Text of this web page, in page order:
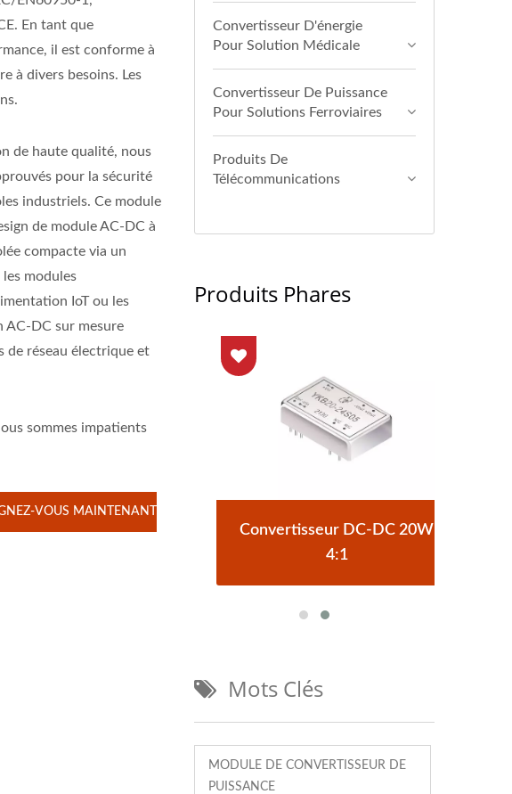
En tant que
il est conforme à
à divers besoins. Les
de haute qualité, nous
pour la sécurité
industriels. Ce module
de module AC-DC à
compacte via un
modules
IoT ou les
AC-DC sur mesure
de réseau électrique et
sommes impatients
VOUS MAINTENANT
Convertisseur D'énergie
Pour Solution Médicale
Convertisseur De Puissance
Pour Solutions Ferroviaires
Produits De
Télécommunications
Produits Phares
DC-DC Demi-
Convertisseur DC-DC 20W
Mots Clés
MODULE DE CONVERTISSEUR DE
PUISSANCE